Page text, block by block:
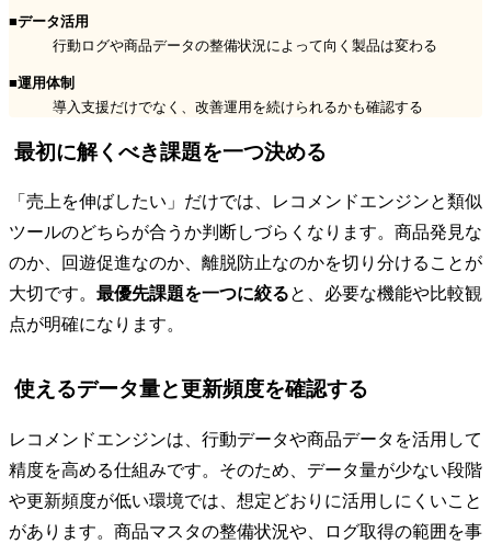
■データ活用
行動ログや商品データの整備状況によって向く製品は変わる
■運用体制
導入支援だけでなく、改善運用を続けられるかも確認する
最初に解くべき課題を一つ決める
「売上を伸ばしたい」だけでは、レコメンドエンジンと類似
ツールのどちらが合うか判断しづらくなります。商品発見な
のか、回遊促進なのか、離脱防止なのかを切り分けることが
大切です。 最優先課題を一つに絞ると、必要な機能や比較観
点が明確になります。
使えるデータ量と更新頻度を確認する
レコメンドエンジンは、行動データや商品データを活用して
精度を高める仕組みです。そのため、データ量が少ない段階
や更新頻度が低い環境では、想定どおりに活用しにくいこと
があります。商品マスタの整備状況や、ログ取得の範囲を事